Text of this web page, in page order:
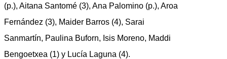
(p.), Aitana Santomé (3), Ana Palomino (p.), Aroa
Fernández (3), Maider Barros (4), Sarai
Sanmartín, Paulina Buforn, Isis Moreno, Maddi
Bengoetxea (1) y Lucía Laguna (4).